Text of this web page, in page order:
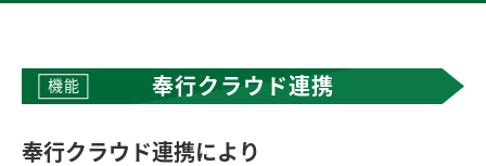
機能 奉行クラウド連携
奉行クラウド連携により